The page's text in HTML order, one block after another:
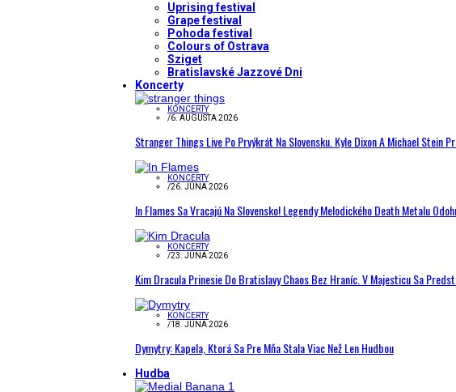
Uprising festival
Grape festival
Pohoda festival
Colours of Ostrava
Sziget
Bratislavské Jazzové Dni
Koncerty
KONCERTY
/6. AUGUSTA 2026
Stranger Things Live Po Prvýkrát Na Slovensku. Kyle Dixon A Michael Stein
KONCERTY
/26. JÚNA 2026
In Flames Sa Vracajú Na Slovensko! Legendy Melodického Death Metalu
KONCERTY
/23. JÚNA 2026
Kim Dracula Prinesie Do Bratislavy Chaos Bez Hraníc. V Majesticu Sa
KONCERTY
/18. JÚNA 2026
Dymytry: Kapela, Ktorá Sa Pre Mňa Stala Viac Než Len Hudbou
Hudba